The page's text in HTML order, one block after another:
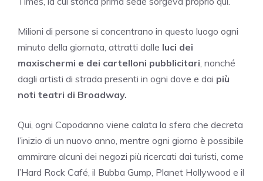
Milioni di persone si concentrano in questo luogo ogni
minuto della giornata, attratti dalle luci dei
maxischermi e dei cartelloni pubblicitari, nonché
dagli artisti di strada presenti in ogni dove e dai più
noti teatri di Broadway.
Qui, ogni Capodanno viene calata la sfera che decreta
l’inizio di un nuovo anno, mentre ogni giorno è possibile
ammirare alcuni dei negozi più ricercati dai turisti, come
l’Hard Rock Café, il Bubba Gump, Planet Hollywood e il